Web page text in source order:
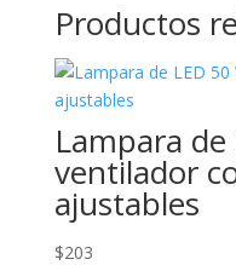
Productos
Lampara
ventilador
ajustables
$203